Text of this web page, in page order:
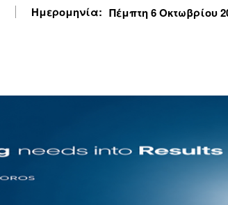
Ημερομηνία: Πέμπτη 6 Οκτωβρίου